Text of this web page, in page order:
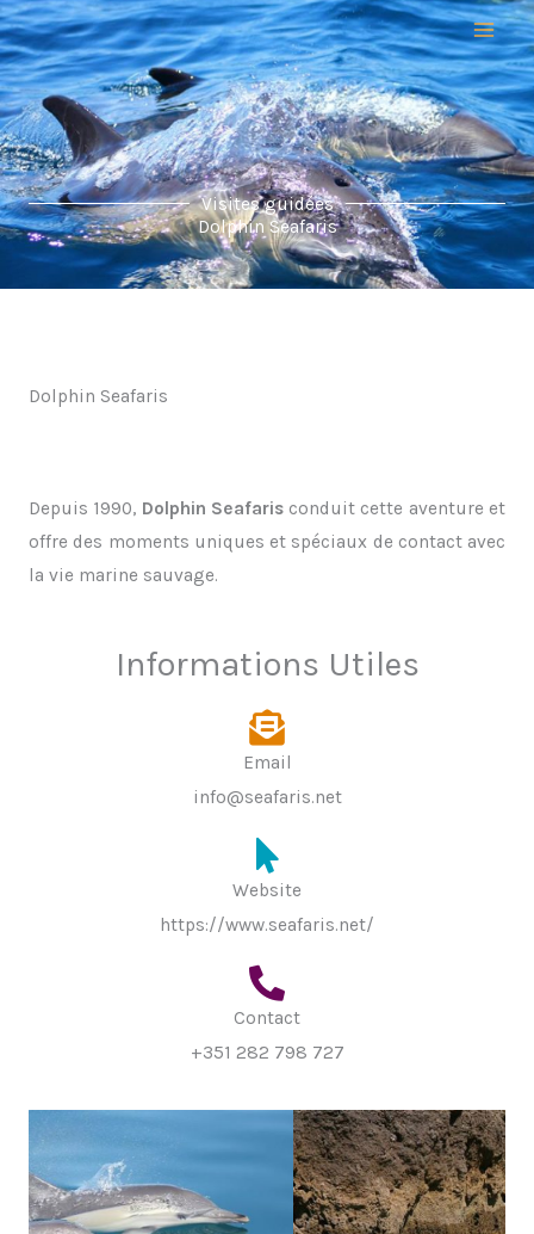
Aller
au
contenu
Visites guidées
Dolphin Seafaris
Dolphin Seafaris
Depuis 1990, Dolphin Seafarisconduit cette aventure et
offre des moments uniques et spéciaux de contact avec
la vie marine sauvage.
Informations Utiles
Email
info@seafaris.net
Website
https://www.seafaris.net/
Contact
+351 282 798 727